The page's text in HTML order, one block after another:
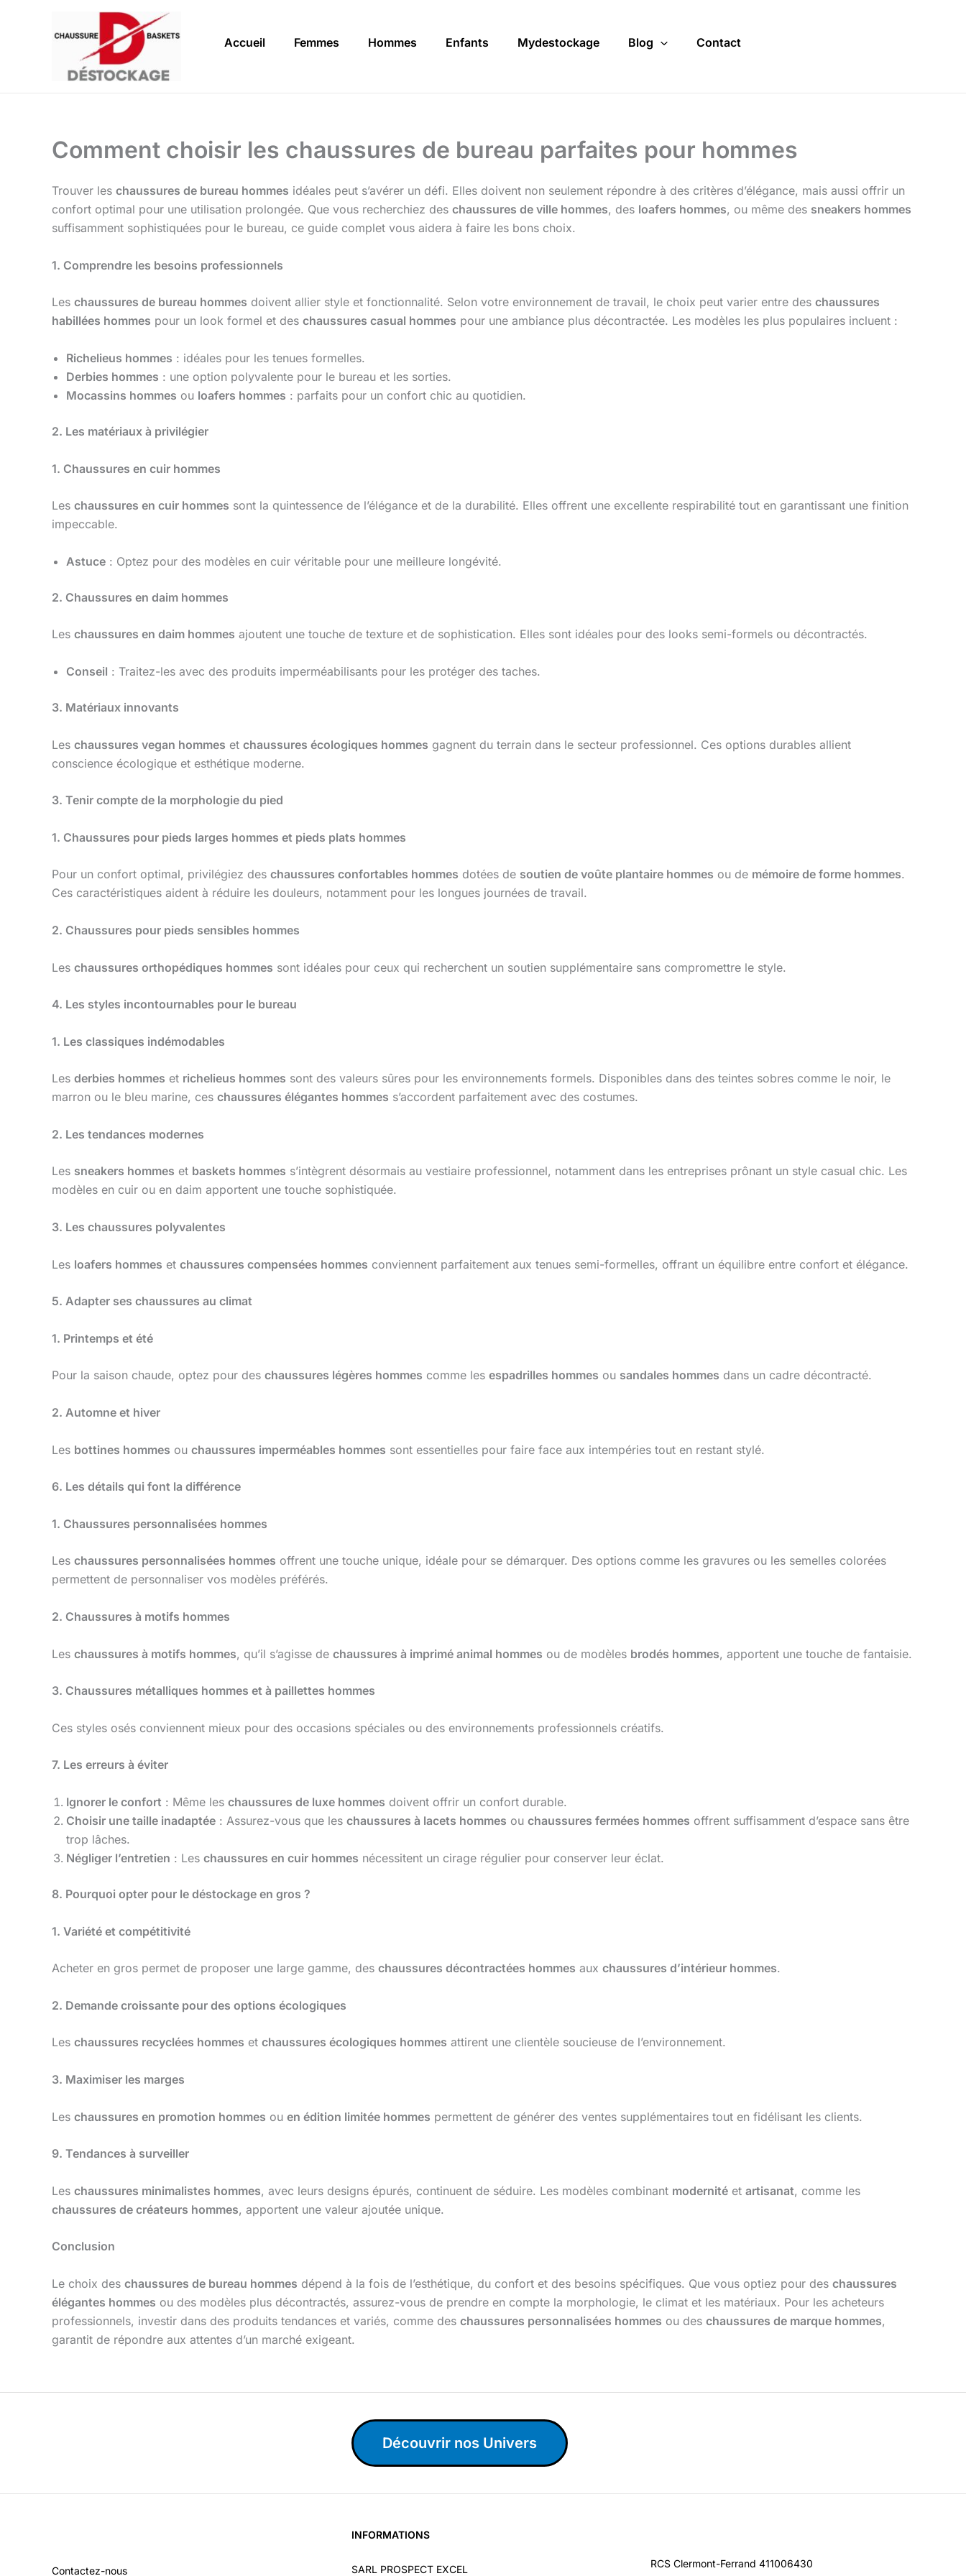
Accueil Femmes Hommes Enfants Mydestockage Blog Contact
Comment choisir les chaussures de bureau parfaites pour hommes
Trouver les chaussures de bureau hommes idéales peut s’avérer un défi. Elles doivent non seulement répondre à des critères d’élégance, mais aussi offrir un
confort optimal pour une utilisation prolongée. Que vous recherchiez des chaussures de ville hommes, des loafers hommes, ou même des sneakers hommes
suffisamment sophistiquées pour le bureau, ce guide complet vous aidera à faire les bons choix.
1. Comprendre les besoins professionnels
Les chaussures de bureau hommes doivent allier style et fonctionnalité. Selon votre environnement de travail, le choix peut varier entre des chaussures
habillées hommes pour un look formel et des chaussures casual hommes pour une ambiance plus décontractée. Les modèles les plus populaires incluent :
Richelieus hommes : idéales pour les tenues formelles.
Derbies hommes : une option polyvalente pour le bureau et les sorties.
Mocassins hommes ou loafers hommes : parfaits pour un confort chic au quotidien.
2. Les matériaux à privilégier
1. Chaussures en cuir hommes
Les chaussures en cuir hommes sont la quintessence de l’élégance et de la durabilité. Elles offrent une excellente respirabilité tout en garantissant une finition
impeccable.
Astuce : Optez pour des modèles en cuir véritable pour une meilleure longévité.
2. Chaussures en daim hommes
Les chaussures en daim hommes ajoutent une touche de texture et de sophistication. Elles sont idéales pour des looks semi-formels ou décontractés.
Conseil : Traitez-les avec des produits imperméabilisants pour les protéger des taches.
3. Matériaux innovants
Les chaussures vegan hommes et chaussures écologiques hommes gagnent du terrain dans le secteur professionnel. Ces options durables allient
conscience écologique et esthétique moderne.
3. Tenir compte de la morphologie du pied
1. Chaussures pour pieds larges hommes et pieds plats hommes
Pour un confort optimal, privilégiez des chaussures confortables hommes dotées de soutien de voûte plantaire hommes ou de mémoire de forme hommes.
Ces caractéristiques aident à réduire les douleurs, notamment pour les longues journées de travail.
2. Chaussures pour pieds sensibles hommes
Les chaussures orthopédiques hommes sont idéales pour ceux qui recherchent un soutien supplémentaire sans compromettre le style.
4. Les styles incontournables pour le bureau
1. Les classiques indémodables
Les derbies hommes et richelieus hommes sont des valeurs sûres pour les environnements formels. Disponibles dans des teintes sobres comme le noir, le
marron ou le bleu marine, ces chaussures élégantes hommes s’accordent parfaitement avec des costumes.
2. Les tendances modernes
Les sneakers hommes et baskets hommes s’intègrent désormais au vestiaire professionnel, notamment dans les entreprises prônant un style casual chic. Les
modèles en cuir ou en daim apportent une touche sophistiquée.
3. Les chaussures polyvalentes
Les loafers hommes et chaussures compensées hommes conviennent parfaitement aux tenues semi-formelles, offrant un équilibre entre confort et élégance.
5. Adapter ses chaussures au climat
1. Printemps et été
Pour la saison chaude, optez pour des chaussures légères hommes comme les espadrilles hommes ou sandales hommes dans un cadre décontracté.
2. Automne et hiver
Les bottines hommes ou chaussures imperméables hommes sont essentielles pour faire face aux intempéries tout en restant stylé.
6. Les détails qui font la différence
1. Chaussures personnalisées hommes
Les chaussures personnalisées hommes offrent une touche unique, idéale pour se démarquer. Des options comme les gravures ou les semelles colorées
permettent de personnaliser vos modèles préférés.
2. Chaussures à motifs hommes
Les chaussures à motifs hommes, qu’il s’agisse de chaussures à imprimé animal hommes ou de modèles brodés hommes, apportent une touche de fantaisie.
3. Chaussures métalliques hommes et à paillettes hommes
Ces styles osés conviennent mieux pour des occasions spéciales ou des environnements professionnels créatifs.
7. Les erreurs à éviter
Ignorer le confort : Même les chaussures de luxe hommes doivent offrir un confort durable.
Choisir une taille inadaptée : Assurez-vous que les chaussures à lacets hommes ou chaussures fermées hommes offrent suffisamment d’espace sans être
trop lâches.
Négliger l’entretien : Les chaussures en cuir hommes nécessitent un cirage régulier pour conserver leur éclat.
8. Pourquoi opter pour le déstockage en gros ?
1. Variété et compétitivité
Acheter en gros permet de proposer une large gamme, des chaussures décontractées hommes aux chaussures d’intérieur hommes.
2. Demande croissante pour des options écologiques
Les chaussures recyclées hommes et chaussures écologiques hommes attirent une clientèle soucieuse de l’environnement.
3. Maximiser les marges
Les chaussures en promotion hommes ou en édition limitée hommes permettent de générer des ventes supplémentaires tout en fidélisant les clients.
9. Tendances à surveiller
Les chaussures minimalistes hommes, avec leurs designs épurés, continuent de séduire. Les modèles combinant modernité et artisanat, comme les
chaussures de créateurs hommes, apportent une valeur ajoutée unique.
Conclusion
Le choix des chaussures de bureau hommes dépend à la fois de l’esthétique, du confort et des besoins spécifiques. Que vous optiez pour des chaussures
élégantes hommes ou des modèles plus décontractés, assurez-vous de prendre en compte la morphologie, le climat et les matériaux. Pour les acheteurs
professionnels, investir dans des produits tendances et variés, comme des chaussures personnalisées hommes ou des chaussures de marque hommes,
garantit de répondre aux attentes d’un marché exigeant.
Découvrir nos Univers
Contactez-nous
INFORMATIONS
SARL PROSPECT EXCEL
RCS Clermont-Ferrand 411006430